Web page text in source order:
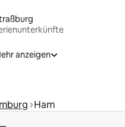
anzeigen
Ham